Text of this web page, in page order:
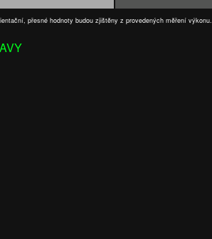
přesné hodnoty budou zjištěny z provedených měření výkonu.